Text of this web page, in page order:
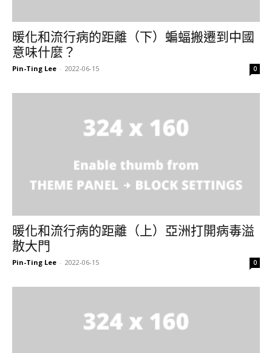
暖化和流行病的距離（下）蝙蝠搬遷到中國
意味什麼？
Pin-Ting Lee - 2022-06-15 0
暖化和流行病的距離（上）亞洲打開病毒溢
散大門
Pin-Ting Lee - 2022-06-15 0